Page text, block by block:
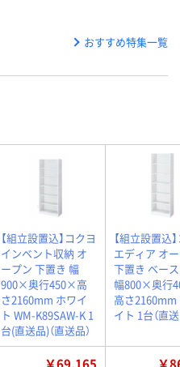
おすすめ特集一覧
【組立設置込】コクヨ
インベント収納 オ
ープン 下置き 幅
900×奥行450×高
さ2160mm ホワイ
ト WM-K89SAW-K 1
台(直送品)（直送品）
【組立設置込
エディア オ
下置き ベー
幅800×奥行
高さ2160mm
イト 1台（直送
￥69,165 ￥